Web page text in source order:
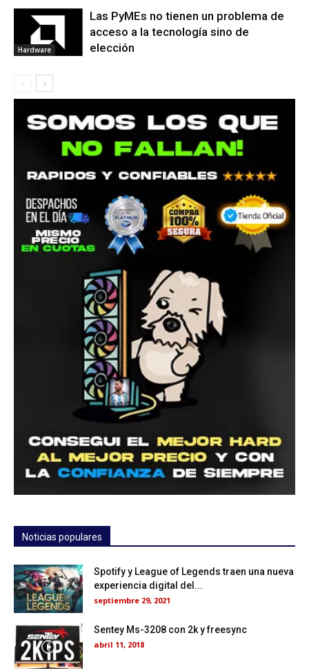
Hardware
Las PyMEs no tienen un problema de
acceso a la tecnología sino de
elección
Noticias populares
Spotify y League of Legends traen una nueva
experiencia digital del...
septiembre 29, 2021
Sentey Ms-3208 con 2k y freesync
abril 11, 2018